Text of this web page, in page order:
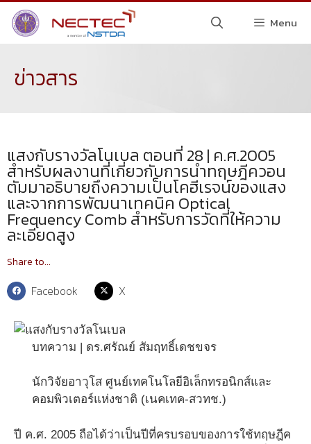
Menu
ข่าวสาร
แสงกับรางวัลโนเบล ตอนที่ 28 | ค.ศ.2005
สำหรับผลงานที่เกี่ยวกับการนำทฤษฎีควอน
ตัมมาอธิบายถึงความเป็นโคฮีเรจน์ของแสง
และจากการพัฒนาเทคนิค Optical
Frequency Comb สำหรับการวัดที่ให้ความ
ละเอียดสูง
Share to...
Facebook X
บทความ | ดร.ศรัณย์ สัมฤทธิ์เดชขจร
นักวิจัยอาวุโส ศูนย์เทคโนโลยีอิเล็กทรอนิกส์และ
คอมพิวเตอร์แห่งชาติ (เนคเทค-สวทช.)
ปี ค.ศ. 2005 ถือได้ว่าเป็นปีที่ครบรอบของการใช้ทฤษฎีค